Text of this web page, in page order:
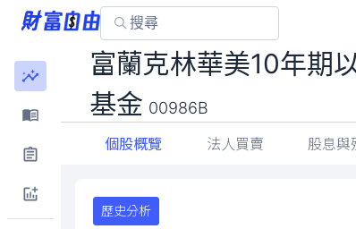
富蘭克林華美10年期
基金 00986B
個股概覽 法人買賣 股息與
歷史分析